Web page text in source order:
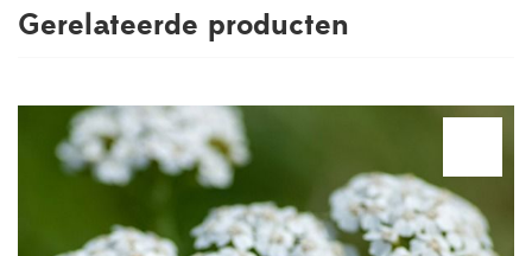
Gerelateerde producten